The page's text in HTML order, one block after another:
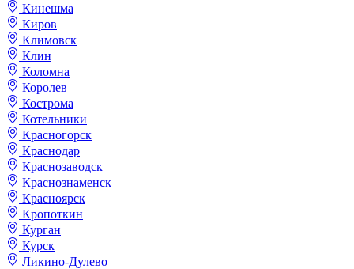
Кинешма
Киров
Климовск
Клин
Коломна
Королев
Кострома
Котельники
Красногорск
Краснодар
Краснозаводск
Краснознаменск
Красноярск
Кропоткин
Курган
Курск
Ликино-Дулево